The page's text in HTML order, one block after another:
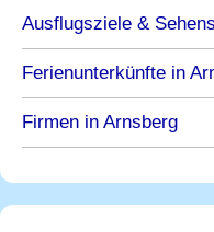
Ausflugsziele &
Ferienunterkünfte in
Firmen in Arnsberg